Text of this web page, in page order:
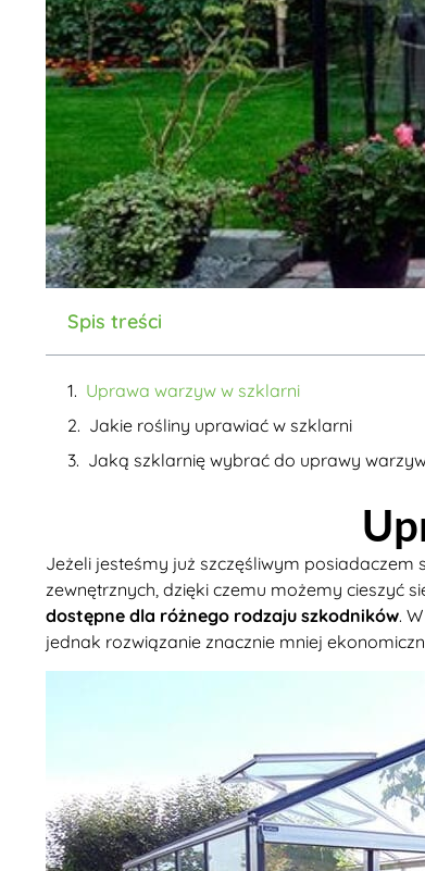
Spis treści
Uprawa warzyw w szklarni
Jakie rośliny uprawiać w szklarni
Jaką szklarnię wybrać do uprawy
Jeżeli jesteśmy już szczęśliwym
zewnętrznych, dzięki czemu możemy cieszyć
dostępne dla różnego rodzaju szkodników.
jednak rozwiązanie znacznie mniej